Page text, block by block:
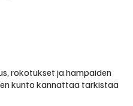
rokotukset ja hampaiden
kunto kannattaa tarkistaa